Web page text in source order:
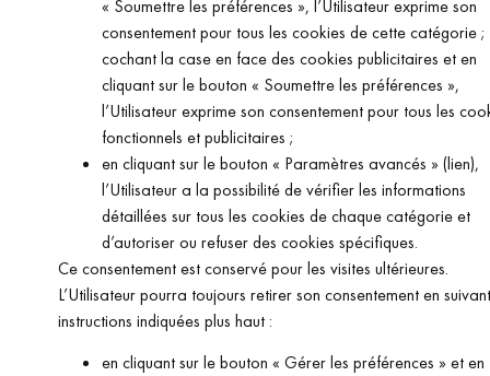
« Soumettre les préférences », l’Utilisateur exprime son
consentement pour tous les cookies de cette catégorie ;
cochant la case en face des cookies publicitaires et en
cliquant sur le bouton « Soumettre les préférences »,
l’Utilisateur exprime son consentement pour tous les
fonctionnels et publicitaires ;
en cliquant sur le bouton « Paramètres avancés » (lien),
l’Utilisateur a la possibilité de vérifier les informations
détaillées sur tous les cookies de chaque catégorie et
d’autoriser ou refuser des cookies spécifiques.
Ce consentement est conservé pour les visites ultérieures.
L’Utilisateur pourra toujours retirer son consentement en
instructions indiquées plus haut :
en cliquant sur le bouton « Gérer les préférences » et en